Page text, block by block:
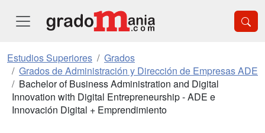
Estudios Superiores
Grados
Grados de Administración y Dirección de Empresas ADE
Bachelor of Business Administration and Digital
Innovation with Digital Entrepreneurship - ADE e
Innovación Digital + Emprendimiento